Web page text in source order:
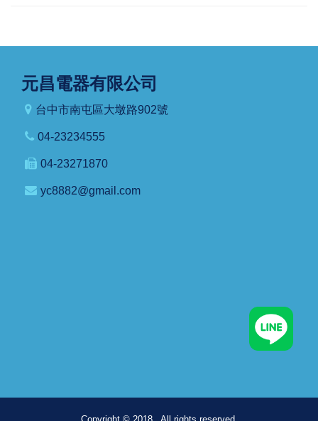
元昌電器有限公司
台中市南屯區大墩路902號
04-23234555
04-23271870
yc8882@gmail.com